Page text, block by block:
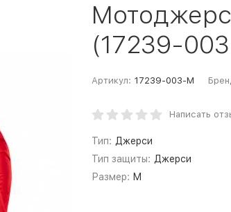
(17239-
Артикул: 17239-003-M
Написать
Тип: Джерси
Тип защиты: Джерси
Размер: M